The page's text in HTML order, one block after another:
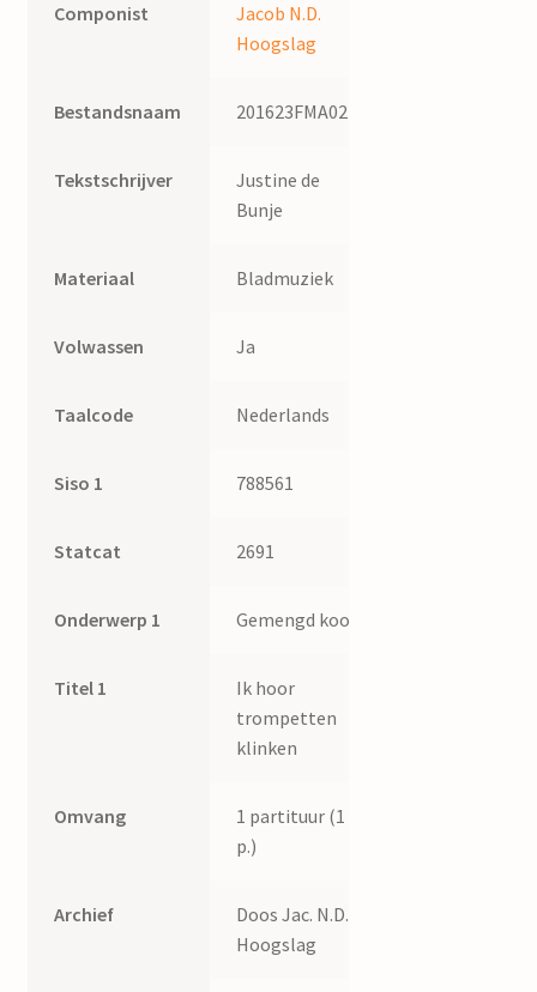
quantity
Componist
Jacob N.D.
Hoogslag
Bestandsnaam 201623FMA027
Tekstschrijver
Justine de
Bunje
Materiaal Bladmuziek
Volwassen Ja
Taalcode Nederlands
Siso 1 788561
Statcat 2691
Onderwerp 1 Gemengd koor
Titel 1
Ik hoor
trompetten
klinken
Omvang
1 partituur (1
p.)
Archief
Doos Jac. N.D.
Hoogslag